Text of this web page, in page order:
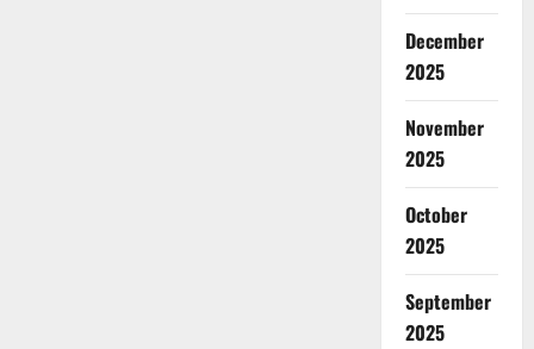
December
2025
November
2025
October
2025
September
2025